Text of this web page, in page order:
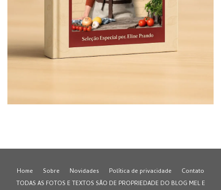
Home Sobre Novidades Política de privacidade
Contato
TODAS AS FOTOS E TEXTOS SÃO DE PROPRIEDADE DO BLOG MEL E